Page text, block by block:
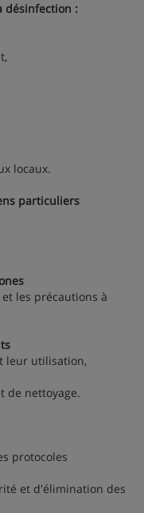
désinfection :
locaux.
particuliers
les précautions à
leur utilisation,
de nettoyage.
protocoles
et d'élimination des